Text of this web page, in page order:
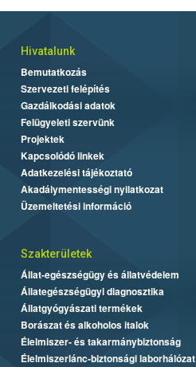
Hivatalunk
Bemutatkozás
Szervezeti felépítés
Gazdálkodási adatok
Felügyeleti szervünk
Projektek
Kapcsolódó linkek
Adatkezelési tájékoztató
Akadálymentességi nyilatkozat
Üzemeltetési információ
Szakterületek
Állat-egészségügy és állatvédelem
Állategészségügyi diagnosztika
Állatgyógyászati termékek
Borászat és alkoholos italok
Élelmiszer- és takarmánybiztonság
Élelmiszerlánc-biztonsági laborhálózat